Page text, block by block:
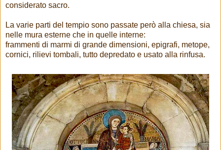
considerato sacro.
La varie parti del tempio sono passate però alla chiesa, sia
nelle mura esterne che in quelle interne:
frammenti di marmi di grande dimensioni, epigrafi, metope,
cornici, rilievi tombali, tutto depredato e usato alla rinfusa.